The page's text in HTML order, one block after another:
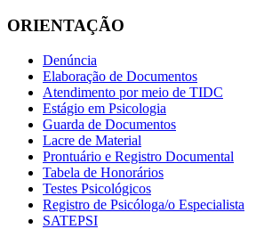
ORIENTAÇÃO
Denúncia
Elaboração de Documentos
Atendimento por meio de TIDC
Estágio em Psicologia
Guarda de Documentos
Lacre de Material
Prontuário e Registro Documental
Tabela de Honorários
Testes Psicológicos
Registro de Psicóloga/o Especialista
SATEPSI